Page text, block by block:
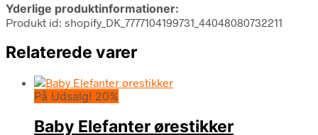
Yderlige produktinformationer:
Produkt id: shopify_DK_7777104199731_44048080732211
Relaterede varer
På Udsalg! 20%
Baby Elefanter ørestikker